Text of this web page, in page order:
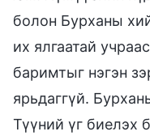
болон Бурханы
их ялгаатай
баримтыг нэгэн
ярьдаггүй.
Түүний үг биелэх